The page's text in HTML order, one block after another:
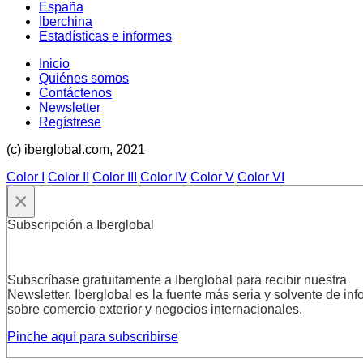
España
Iberchina
Estadísticas e informes
Inicio
Quiénes somos
Contáctenos
Newsletter
Regístrese
(c) iberglobal.com, 2021
Color I
Color II Color III Color IV Color V Color VI
×
Subscripción a Iberglobal
Subscríbase gratuitamente a Iberglobal para recibir nuestra
Newsletter. Iberglobal es la fuente más seria y solvente de
sobre comercio exterior y negocios internacionales.
Pinche aquí para subscribirse